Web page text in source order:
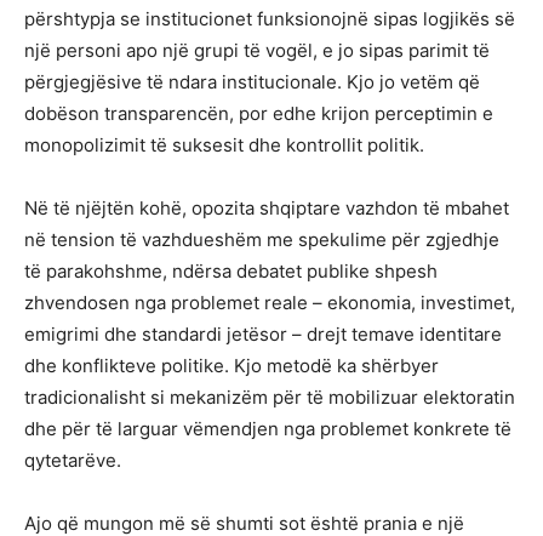
përshtypja se institucionet funksionojnë sipas logjikës së
një personi apo një grupi të vogël, e jo sipas parimit të
përgjegjësive të ndara institucionale. Kjo jo vetëm që
dobëson transparencën, por edhe krijon perceptimin e
monopolizimit të suksesit dhe kontrollit politik.
Në të njëjtën kohë, opozita shqiptare vazhdon të mbahet
në tension të vazhdueshëm me spekulime për zgjedhje
të parakohshme, ndërsa debatet publike shpesh
zhvendosen nga problemet reale – ekonomia, investimet,
emigrimi dhe standardi jetësor – drejt temave identitare
dhe konflikteve politike. Kjo metodë ka shërbyer
tradicionalisht si mekanizëm për të mobilizuar elektoratin
dhe për të larguar vëmendjen nga problemet konkrete të
qytetarëve.
Ajo që mungon më së shumti sot është prania e një